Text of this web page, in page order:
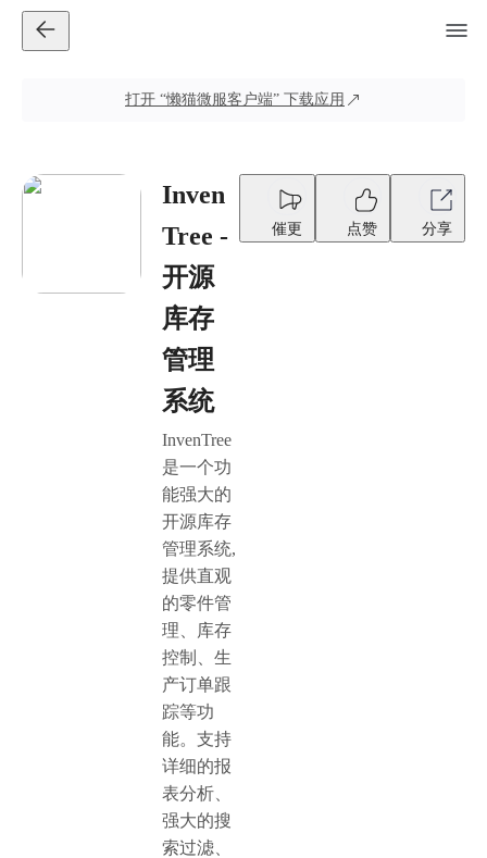
打开 “懒猫微服客户端” 下载应用
Inven
Tree -
开源
库存
管理
系统
InvenTree
是一个功
能强大的
开源库存
管理系统,
提供直观
的零件管
理、库存
控制、生
产订单跟
踪等功
能。支持
详细的报
表分析、
强大的搜
索过滤、
催更 点赞 分享